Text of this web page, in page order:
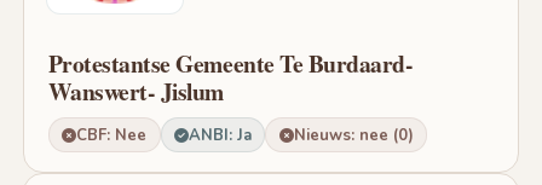
Protestantse Gemeente Te Burdaard-
Wanswert- Jislum
CBF: Nee ANBI: Ja Nieuws: nee (0)